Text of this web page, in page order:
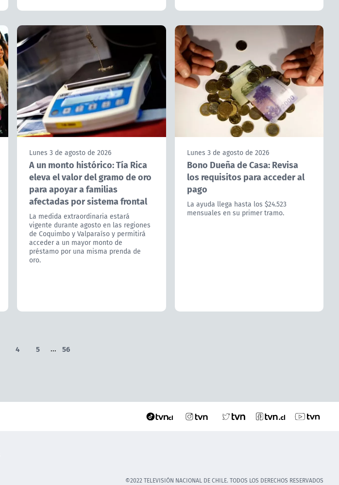
Lunes 3 de agosto de 2026
A un monto histórico: Tía Rica
eleva el valor del gramo de oro
para apoyar a familias
afectadas por sistema frontal
La medida extraordinaria estará
vigente durante agosto en las regiones
de Coquimbo y Valparaíso y permitirá
acceder a un mayor monto de
préstamo por una misma prenda de
oro.
Lunes 3 de agosto de 2026
Bono Dueña de Casa: Revisa
los requisitos para acceder al
pago
La ayuda llega hasta los $24.523
mensuales en su primer tramo.
4 5 ... 56
©2022 TELEVISIÓN NACIONAL DE CHILE. TODOS LOS DERECHOS RESERVADOS